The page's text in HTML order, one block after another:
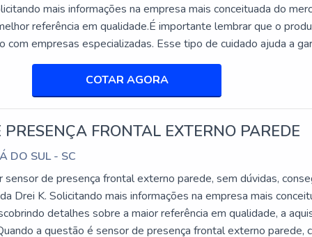
DE SEGURANÇA
oferece suporte para integração com sistemas existentes,
etiquetas são discretas, combinando com diferentes tipos de
um dos fatores que garantem sua eficiência em ambientes
mais informações na empresa mais conceituada do
referência em qualidade.É importante lembrar que o
com empresas especializadas. Esse tipo de cuidado ajuda a
dos materiais, além de evitar prejuízos com substituições
COTAR AGORA
PRESENÇA FRONTAL EXTERNO PAREDE
DO SUL - SC
sensor de presença frontal externo parede, sem dúvidas,
Drei K. Solicitando mais informações na empresa mais
detalhes sobre a maior referência em qualidade, a
a questão é sensor de presença frontal externo parede,